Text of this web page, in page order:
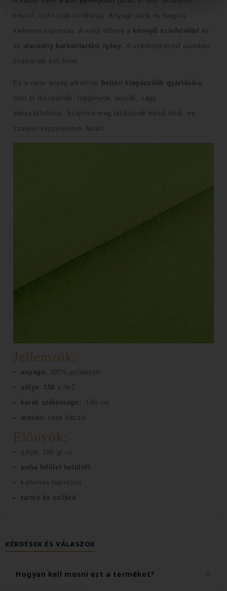
készül, ezért jobb minőségű. Anyaga puha és nagyon
kellemes tapintású. A velúr előnye a könnyű színfelvétel
és
az alacsony karbantartási igény
A szennyezéssel azonban
óvatosnak kell lenni.
Ez a velúr anyag alkalmas beltéri kiegészítők gyártására
mint pl díszpárnák, függönyök, terítők, vagy
babzsákfotelok. Szépítse meg lakásának belső terét
, ne
szabjon képzeletének határt.
Jellemzők:
anyaga: 100% poliészter
súlya: 150
g
/m2
kerék szélessége: 145 cm
mosás: csak kézzel
Előnyök:
súlya: 150 g/ m2
puha felület belülről
kellemes tapintású
tartós és szilárd
KÉRDÉSEK ÉS VÁLASZOK
Hogyan kell mosni ezt a terméket? keyboard_arrow_down